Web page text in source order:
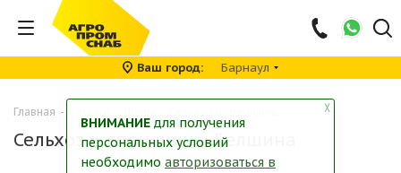
Ваш город Барнаул
Главная -
Сельхоз и спец шины Белшина
╳
ВНИМАНИЕ для получения
персональных условий
необходимо авторизоваться в